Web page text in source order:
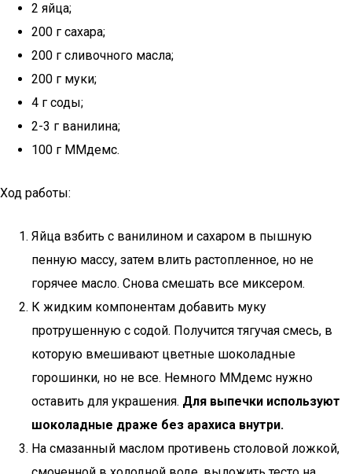
2 яйца;
200 г сахара;
200 г сливочного масла;
200 г муки;
4 г соды;
2-3 г ванилина;
100 г ММдемс.
Ход работы:
Яйца взбить с ванилином и сахаром в пышную
пенную массу, затем влить растопленное, но не
горячее масло. Снова смешать все миксером.
К жидким компонентам добавить муку
протрушенную с содой. Получится тягучая смесь, в
которую вмешивают цветные шоколадные
горошинки, но не все. Немного ММдемс нужно
оставить для украшения. Для выпечки используют
шоколадные драже без арахиса внутри.
На смазанный маслом противень столовой ложкой,